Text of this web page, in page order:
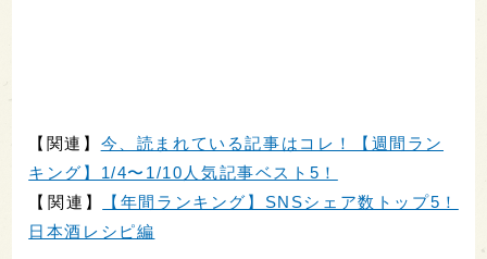
【関連】 今、読まれている記事はコレ！【週間ラン
キング】1/4〜1/10人気記事ベスト5！
【関連】
【年間ランキング】SNSシェア数トップ5！
日本酒レシピ編